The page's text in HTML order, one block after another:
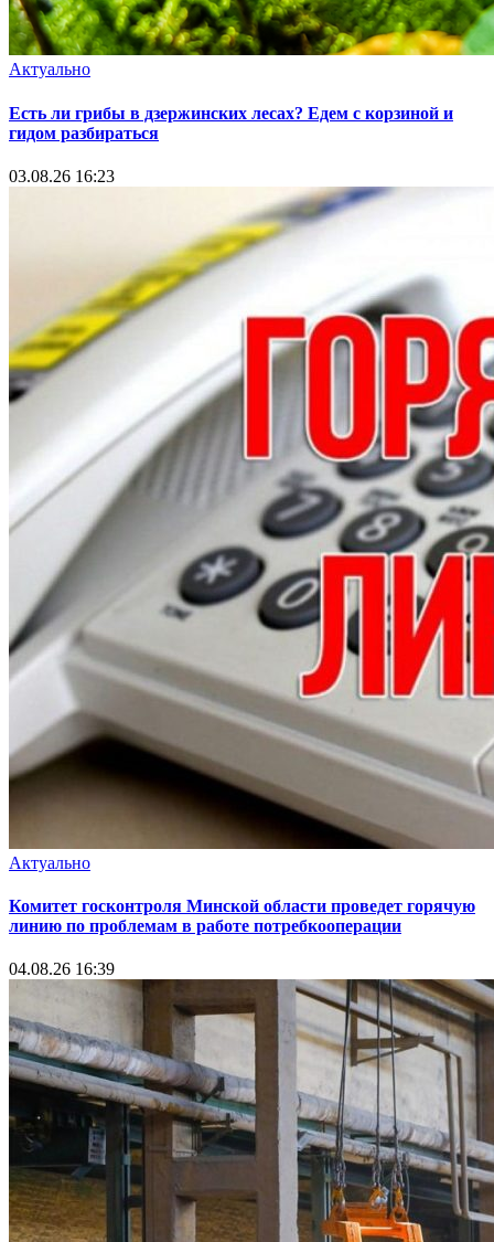
Актуально
Есть ли грибы в дзержинских лесах? Едем с корзиной и
гидом разбираться
03.08.26 16:23
Актуально
Комитет госконтроля Минской области проведет горячую
линию по проблемам в работе потребкооперации
04.08.26 16:39